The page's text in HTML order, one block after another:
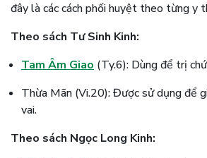
đây là các cách phối huyệt theo từng y
Theo sách Tư Sinh Kinh:
Tam Âm Giao (Ty.6): Dùng để trị
Thừa Mãn (Vi.20): Được sử dụng để
vai.
Theo sách Ngọc Long Kinh: